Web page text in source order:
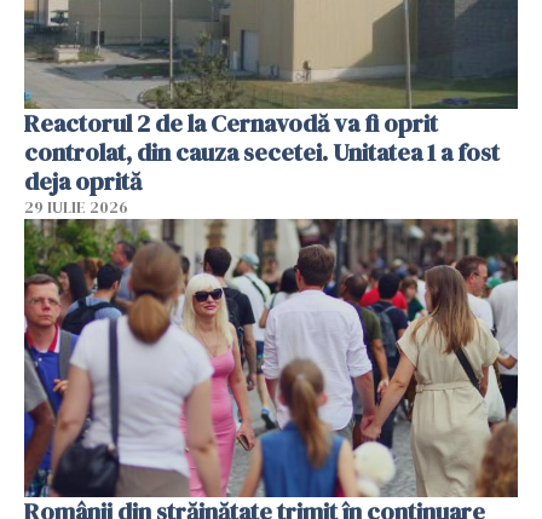
Reactorul 2 de la Cernavodă va fi oprit
controlat, din cauza secetei. Unitatea 1 a fost
deja oprită
29 IULIE 2026
Românii din străinătate trimit în continuare